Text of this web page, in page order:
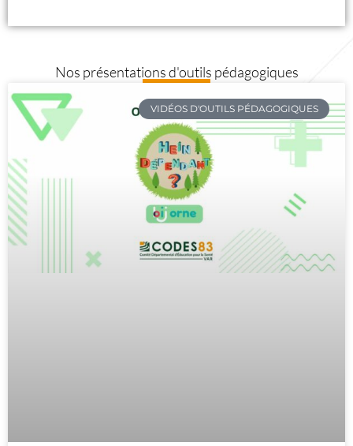
Nos présentations d'outils pédagogiques
VIDÉOS D'OUTILS PÉDAGOGIQUES